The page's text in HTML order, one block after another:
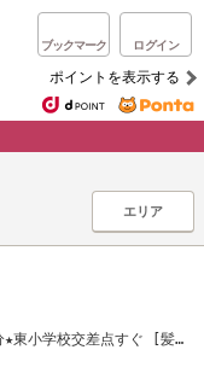
ブックマーク ログイン
ポイントを表示する
エリア
東小学校交差点すぐ [髪